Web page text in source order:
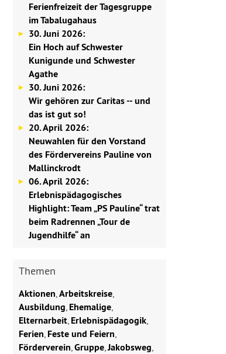
Ferienfreizeit der Tagesgruppe
im Tabalugahaus
30. Juni 2026:
Ein Hoch auf Schwester
Kunigunde und Schwester
Agathe
30. Juni 2026:
Wir gehören zur Caritas -- und
das ist gut so!
20. April 2026:
Neuwahlen für den Vorstand
des Fördervereins Pauline von
Mallinckrodt
06. April 2026:
Erlebnispädagogisches
Highlight: Team „PS Pauline“ trat
beim Radrennen „Tour de
Jugendhilfe“ an
Themen
Aktionen,Arbeitskreise,
Ausbildung, Ehemalige,
Elternarbeit, Erlebnispädagogik,
Ferien, Feste und Feiern,
Förderverein,Gruppe,Jakobsweg,